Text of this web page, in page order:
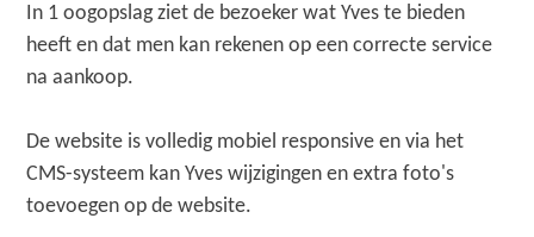
In 1 oogopslag ziet de bezoeker wat Yves te bieden
heeft en dat men kan rekenen op een correcte service
na aankoop.
De website is volledig mobiel responsive en via het
CMS-systeem kan Yves wijzigingen en extra foto's
toevoegen op de website.